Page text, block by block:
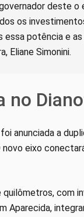
deste
os
essa potência e
Eliane Simonini.
no
anunciada a
eixo
com
Aparecida,